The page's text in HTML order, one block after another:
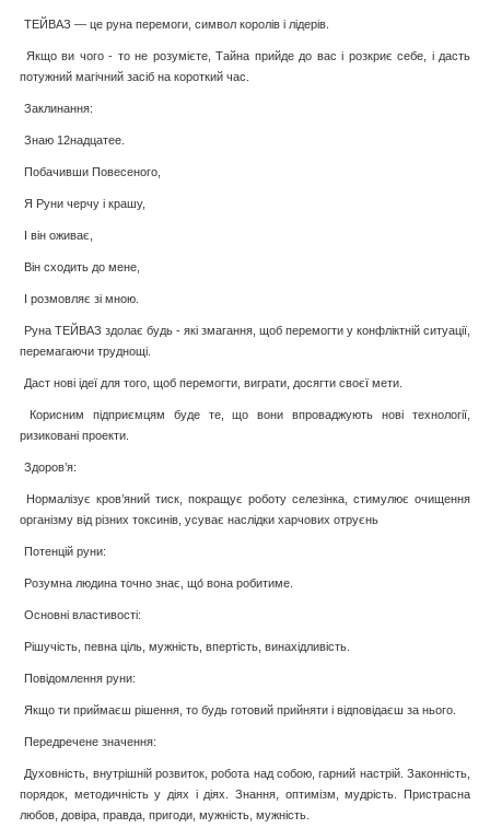
ТЕЙВАЗ — це руна перемоги, символ королів і лідерів.
Якщо ви чого - то не розумієте, Тайна прийде до вас і розкриє себе, і дасть
потужний магічний засіб на короткий час.
Заклинання:
Знаю 12надцатее.
Побачивши Повесеного,
Я Руни черчу і крашу,
І він оживає,
Він сходить до мене,
І розмовляє зі мною.
Руна ТЕЙВАЗ здолає будь - які змагання, щоб перемогти у конфліктній ситуації,
перемагаючи труднощі.
Даст нові ідеї для того, щоб перемогти, виграти, досягти своєї мети.
Корисним підприємцям буде те, що вони впроваджують нові технології,
ризиковані проекти.
Здоров’я:
Нормалізує кров’яний тиск, покращує роботу селезінка, стимулює очищення
організму від різних токсинів, усуває наслідки харчових отруєнь
Потенцій руни:
Розумна людина точно знає, що́ вона робитиме.
Основні властивості:
Рішучість, певна ціль, мужність, впертість, винахідливість.
Повідомлення руни:
Якщо ти приймаєш рішення, то будь готовий прийняти і відповідаєш за нього.
Передречене значення:
Духовність, внутрішній розвиток, робота над собою, гарний настрій. Законність,
порядок, методичність у діях і діях. Знання, оптимізм, мудрість. Пристрасна
любов, довіра, правда, пригоди, мужність, мужність.